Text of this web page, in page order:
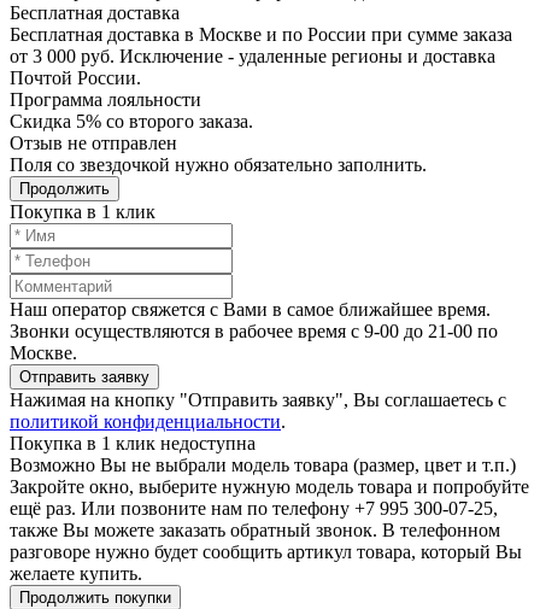
Бесплатная доставка
Бесплатная доставка в Москве и по России при сумме заказа
от 3 000 руб. Исключение - удаленные регионы и доставка
Почтой России.
Программа лояльности
Скидка 5% со второго заказа.
Отзыв не отправлен
Поля со звездочкой нужно обязательно заполнить.
Продолжить
Покупка в 1 клик
Наш оператор свяжется с Вами в самое ближайшее время.
Звонки осуществляются в рабочее время с 9-00 до 21-00 по
Москве.
Отправить заявку
Нажимая на кнопку "Отправить заявку", Вы соглашаетесь с
политикой конфиденциальности.
Покупка в 1 клик недоступна
Возможно Вы не выбрали модель товара (размер, цвет и т.п.)
Закройте окно, выберите нужную модель товара и попробуйте
ещё раз. Или позвоните нам по телефону +7 995 300-07-25,
также Вы можете заказать обратный звонок. В телефонном
разговоре нужно будет сообщить артикул товара, который Вы
желаете купить.
Продолжить покупки